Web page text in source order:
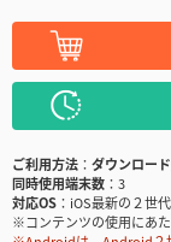
ご利用方法
ダウンロー
同時使用端末数
3
対応OS
iOS最新の２世
※コンテンツの使用にあ